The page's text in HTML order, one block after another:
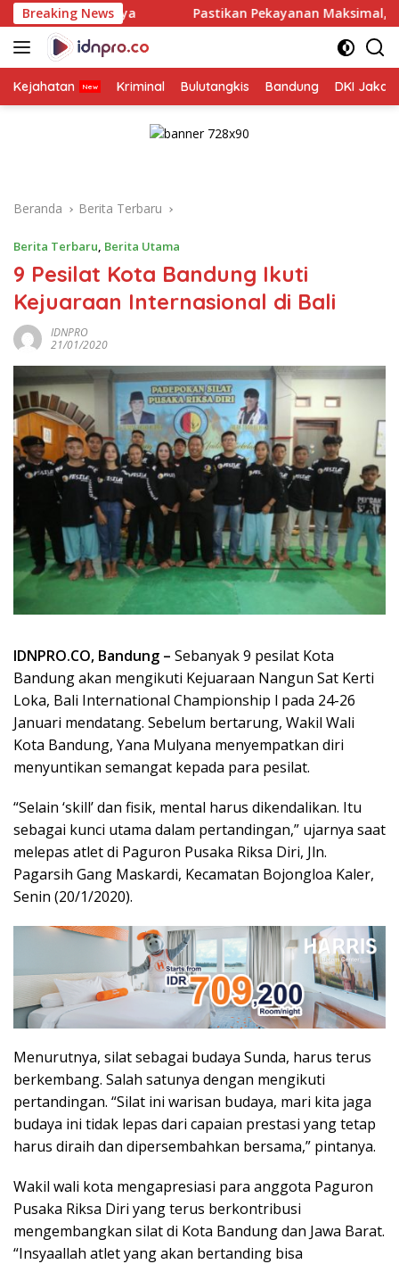
Langsung
ke
konten
Breaking NewsPastikan Pekayanan Maksimal, Direksi Jasa
Kejahatan Kriminal Bulutangkis Bandung DKI
Beranda Berita Terbaru
Berita Terbaru, Berita Utama
9 Pesilat Kota Bandung Ikuti
Kejuaraan Internasional di Bali
IDNPRO
21/01/2020
IDNPRO.CO, Bandung – Sebanyak 9 pesilat Kota
Bandung akan mengikuti Kejuaraan Nangun Sat Kerti
Loka, Bali International Championship l pada 24-26
Januari mendatang. Sebelum bertarung, Wakil Wali
Kota Bandung, Yana Mulyana menyempatkan diri
menyuntikan semangat kepada para pesilat.
“Selain ‘skill’ dan fisik, mental harus dikendalikan. Itu
sebagai kunci utama dalam pertandingan,” ujarnya saat
melepas atlet di Paguron Pusaka Riksa Diri, Jln.
Pagarsih Gang Maskardi, Kecamatan Bojongloa Kaler,
Senin (20/1/2020).
Menurutnya, silat sebagai budaya Sunda, harus terus
berkembang. Salah satunya dengan mengikuti
pertandingan. “Silat ini warisan budaya, mari kita jaga
budaya ini tidak lepas dari capaian prestasi yang tetap
harus diraih dan dipersembahkan bersama,” pintanya.
Wakil wali kota mengapresiasi para anggota Paguron
Pusaka Riksa Diri yang terus berkontribusi
mengembangkan silat di Kota Bandung dan Jawa Barat.
“Insyaallah atlet yang akan bertanding bisa